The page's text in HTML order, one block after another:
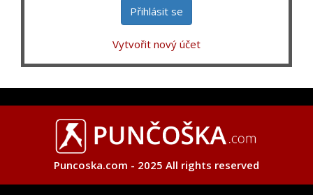
Přihlásit se
Vytvořit nový účet
Puncoska.com - 2025 All rights reserved